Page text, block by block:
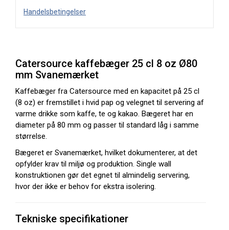
Handelsbetingelser
Catersource kaffebæger 25 cl 8 oz Ø80
mm Svanemærket
Kaffebæger fra Catersource med en kapacitet på 25 cl
(8 oz) er fremstillet i hvid pap og velegnet til servering af
varme drikke som kaffe, te og kakao. Bægeret har en
diameter på 80 mm og passer til standard låg i samme
størrelse.
Bægeret er Svanemærket, hvilket dokumenterer, at det
opfylder krav til miljø og produktion. Single wall
konstruktionen gør det egnet til almindelig servering,
hvor der ikke er behov for ekstra isolering.
Tekniske specifikationer